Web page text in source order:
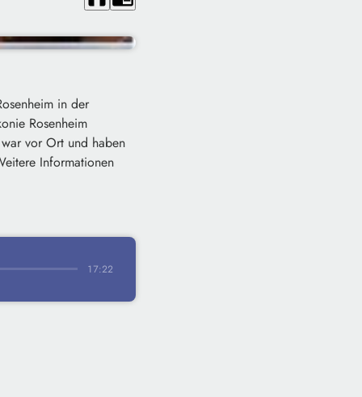
in der
Rosenheim
vor Ort und haben
Informationen
17:22